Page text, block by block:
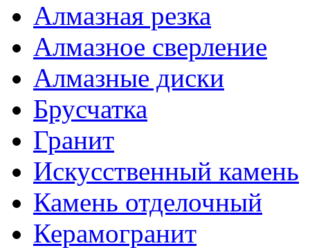
Алмазная резка
Алмазное сверление
Алмазные диски
Брусчатка
Гранит
Искусственный камень
Камень отделочный
Керамогранит